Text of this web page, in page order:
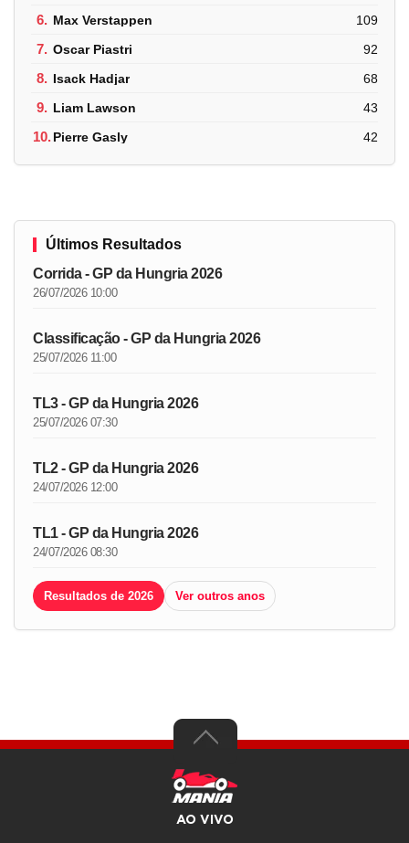
6. Max Verstappen 109
7. Oscar Piastri 92
8. Isack Hadjar 68
9. Liam Lawson 43
10.Pierre Gasly 42
Últimos Resultados
Corrida - GP da Hungria 2026
26/07/2026 10:00
Classificação - GP da Hungria 2026
25/07/2026 11:00
TL3 - GP da Hungria 2026
25/07/2026 07:30
TL2 - GP da Hungria 2026
24/07/2026 12:00
TL1 - GP da Hungria 2026
24/07/2026 08:30
Resultados de 2026 Ver outros anos
AO VIVO